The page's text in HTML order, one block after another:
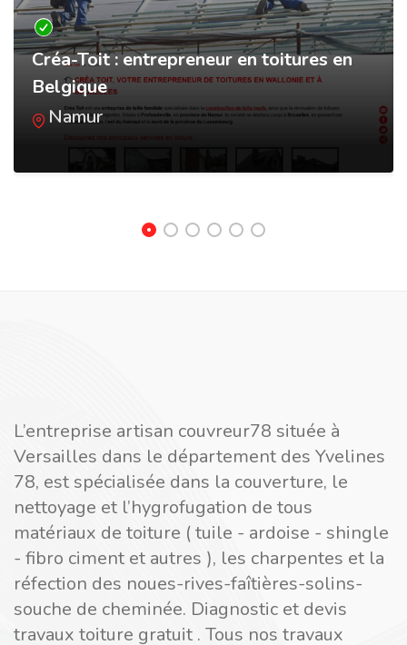
Créa-Toit : entrepreneur en toitures en
Belgique
Namur
L’entreprise artisan couvreur78 située à
Versailles dans le département des Yvelines
78, est spécialisée dans la couverture, le
nettoyage et l’hygrofugation de tous
matériaux de toiture ( tuile - ardoise - shingle
- fibro ciment et autres ), les charpentes et la
réfection des noues-rives-faîtières-solins-
souche de cheminée. Diagnostic et devis
travaux toiture gratuit . Tous nos travaux